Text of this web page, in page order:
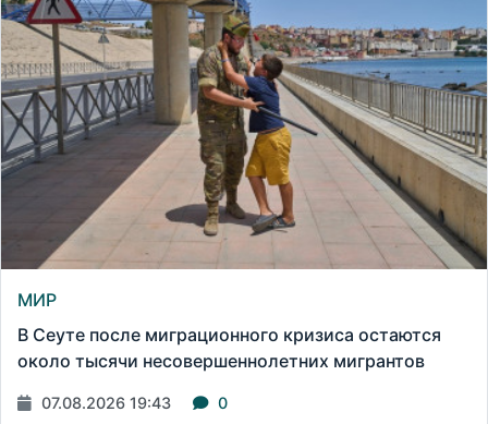
МИР
В Сеуте после миграционного кризиса остаются
около тысячи несовершеннолетних мигрантов
07.08.2026 19:43 0